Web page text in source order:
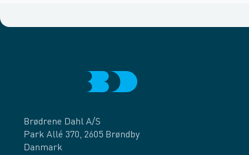
Brødrene Dahl A/S
Park Allé 370, 2605 Brøndby
Danmark